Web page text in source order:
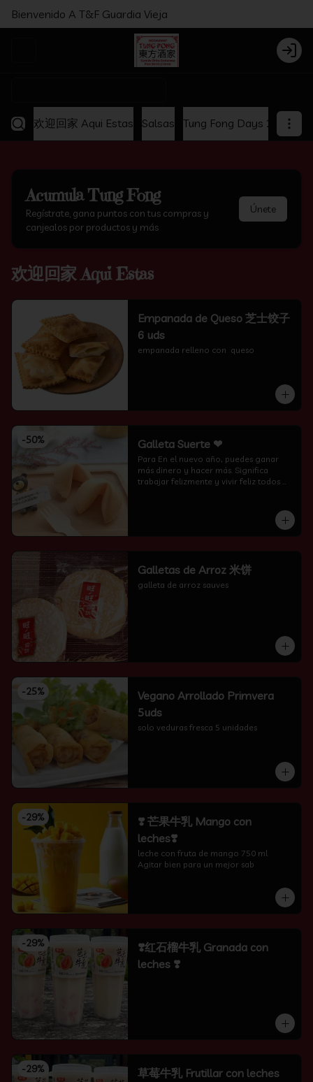
Bienvenido A T&F Guardia Vieja
Login
欢迎回家 Aqui Estas Salsas Tung Fong Days 2x1
AcumulaTung Fong
Regístrate, gana puntos con tus compras y
canjealos por productos y más
Únete
欢迎回家 Aqui Estas
Empanada de Queso 芝士饺子
6 uds
empanada relleno con  queso
-50% Galleta Suerte ❤
Para En el nuevo año, puedes ganar
más dinero y hacer más. Significa
trabajar felizmente y vivir feliz todos
Galletas de Arroz 米饼
galleta de arroz sauves
-25%
Vegano Arrollado Primvera
5uds
solo veduras fresca 5 unidades
-29%
❣️ 芒果牛乳 Mango con
leches❣️
leche con fruta de mango 750 ml
Agitar bien para un mejor sab
-29%
❣️红石榴牛乳 Granada con
leches ❣️
-29% 草莓牛乳 Frutillar con leches